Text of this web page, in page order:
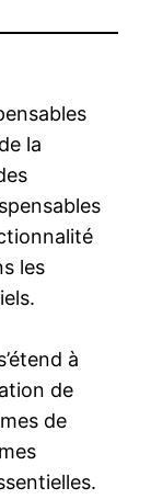
la
les
à
de
de